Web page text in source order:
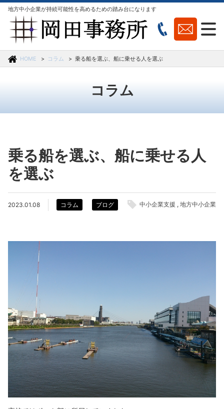
地方中小企業が持続可能性を高めるための踏み台になります
HOME コラム 乗る船を選ぶ、船に乗せる人を選ぶ
コラム
乗る船を選ぶ、船に乗せる人
を選ぶ
2023.01.08 コラム ブログ 中小企業支援 地方中小企業